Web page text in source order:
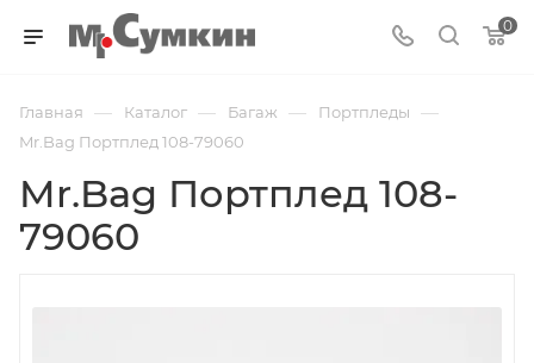
0
Главная — Каталог — Багаж — Портпледы —
Mr.Bag Портплед 108-79060
Mr.Bag Портплед 108-
79060